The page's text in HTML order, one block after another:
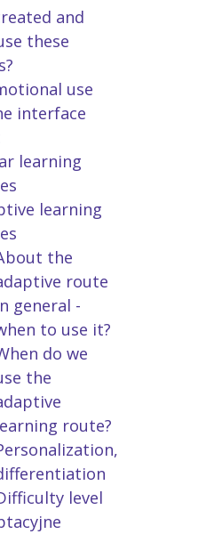
and
these
use
interface
learning
learning
the
route
general -
to use it?
do we
the
route?
level